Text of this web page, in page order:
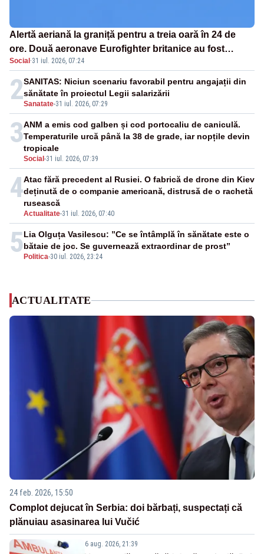
Alertă aeriană la graniță pentru a treia oară în 24 de
ore. Două aeronave Eurofighter britanice au fost
ridicate de la sol
Social ·31 iul. 2026, 07:24
2Sanatate-31 iul. 2026, 07:29
SANITAS: Niciun scenariu favorabil pentru angajații din
sănătate în proiectul Legii salarizării
3
Social -31 iul. 2026, 07:39
ANM a emis cod galben și cod portocaliu de caniculă.
Temperaturile urcă până la 38 de grade, iar nopțile devin
tropicale
4
Actualitate-31 iul. 2026, 07:40
Atac fără precedent al Rusiei. O fabrică de drone din Kiev
deținută de o companie americană, distrusă de o rachetă
rusească
5 Politica-30 iul. 2026, 23:24
Lia Olguța Vasilescu: ”Ce se întâmplă în sănătate este o
bătaie de joc. Se guvernează extraordinar de prost”
ACTUALITATE
24 feb. 2026, 15:50
Complot dejucat în Serbia: doi bărbați, suspectați că
plănuiau asasinarea lui Vučić
6 aug. 2026, 21:39